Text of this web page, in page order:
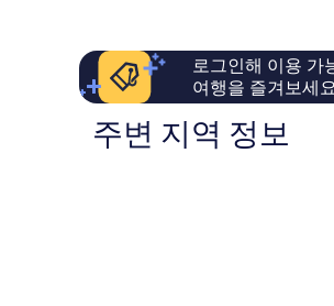
용
기
841
개
로그인해 이용 가
여행을 즐겨보세
주변 지역 정보